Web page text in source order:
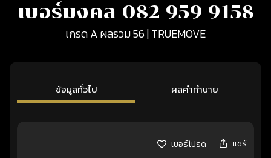
เบอร์มงคล 082-959-9158
เกรด A ผลรวม 56 | TRUEMOVE
ข้อมูลทั่วไป ผลคำทำนาย
เบอร์โปรด แชร์